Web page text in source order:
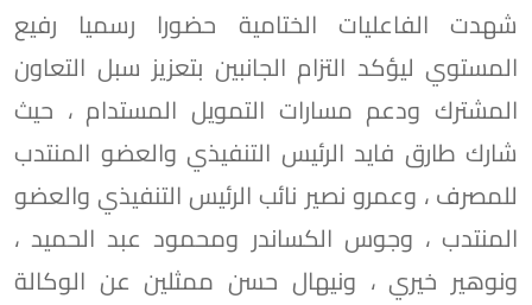
شهدت الفاعليات الختامية حضورا رسميا رفيع
المستوي ليؤكد التزام الجانبين بتعزيز سبل التعاون
المشترك ودعم مسارات التمويل المستدام ، حيث
شارك طارق فايد الرئيس التنفيذي والعضو المنتدب
للمصرف ، وعمرو نصير نائب الرئيس التنفيذي والعضو
المنتدب ، وجوس الكساندر ومحمود عبد الحميد ،
ونوهير خيري ، ونيهال حسن ممثلين عن الوكالة